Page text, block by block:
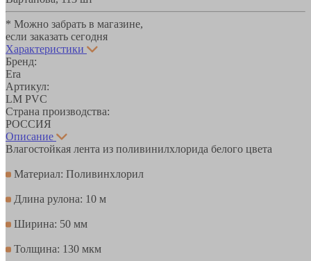
* Можно забрать в магазине,
если заказать сегодня
Характеристики
Бренд:
Era
Артикул:
LM PVC
Страна производства:
РОССИЯ
Описание
Влагостойкая лента из поливинилхлорида белого цвета
Материал: Поливинхлорил
Длина рулона: 10 м
Ширина: 50 мм
Толщина: 130 мкм